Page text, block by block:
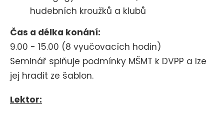
hudebních kroužků a klubů
Čas a délka konání:
9.00 - 15.00 (8 vyučovacích hodin)
Seminář splňuje podmínky MŠMT k DVPP a lze
jej hradit ze šablon.
Lektor: